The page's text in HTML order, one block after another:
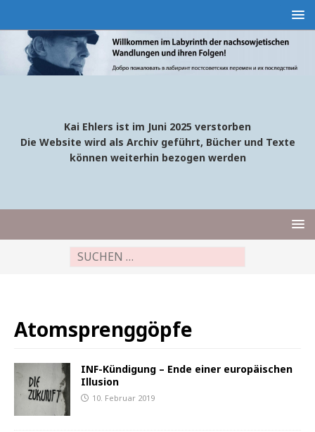
Kai Ehlers ist im Juni 2025 verstorben
Die Website wird als Archiv geführt, Bücher und Texte
können weiterhin bezogen werden
Atomsprenggöpfe
INF-Kündigung – Ende einer europäischen
Illusion
10. Februar 2019